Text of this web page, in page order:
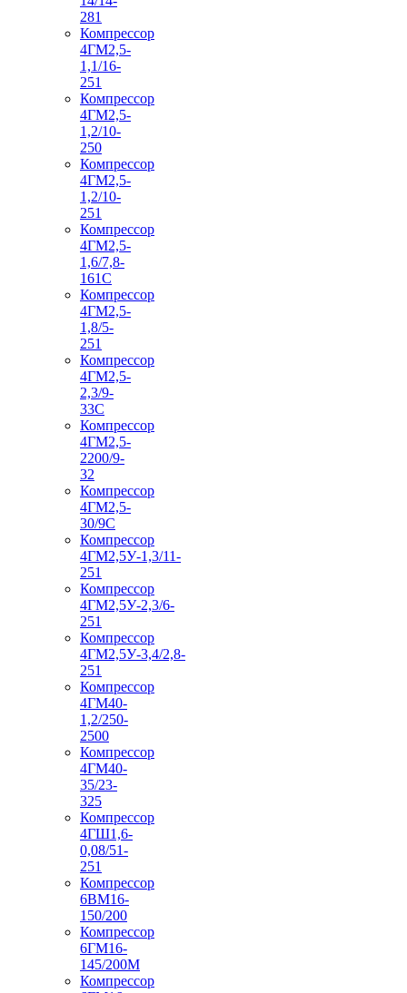
281
Компрессор
4ГМ2,5-
1,1/16-
251
Компрессор
4ГМ2,5-
1,2/10-
250
Компрессор
4ГМ2,5-
1,2/10-
251
Компрессор
4ГМ2,5-
1,6/7,8-
161С
Компрессор
4ГМ2,5-
1,8/5-
251
Компрессор
4ГМ2,5-
2,3/9-
33С
Компрессор
4ГМ2,5-
2200/9-
32
Компрессор
4ГМ2,5-
30/9С
Компрессор
4ГМ2,5У-1,3/11-
251
Компрессор
4ГМ2,5У-2,3/6-
251
Компрессор
4ГМ2,5У-3,4/2,8-
251
Компрессор
4ГМ40-
1,2/250-
2500
Компрессор
4ГМ40-
35/23-
325
Компрессор
4ГШ1,6-
0,08/51-
251
Компрессор
6ВМ16-
150/200
Компрессор
6ГМ16-
145/200М
Компрессор